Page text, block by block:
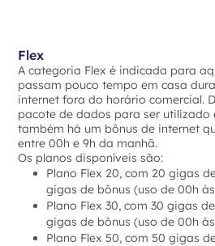
Flex
A categoria Flex é indicada para
passam pouco tempo em casa
internet fora do horário comercial.
pacote de dados para ser utilizado
também há um bônus de internet
entre 00h e 9h da manhã.
Os planos disponíveis são:
Plano Flex 20, com 20 gigas
gigas de bônus (uso de 00h
Plano Flex 30, com 30 gigas
gigas de bônus (uso de 00h
Plano Flex 50, com 50 gigas